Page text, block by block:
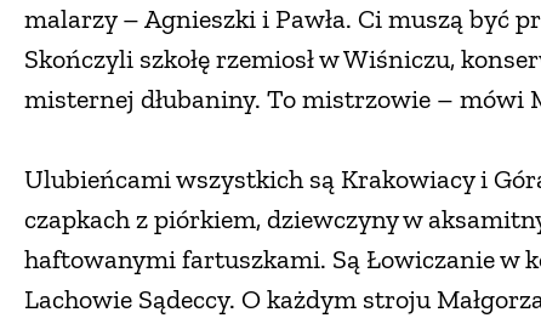
malarzy – Agnieszki i Pawła. Ci muszą być
Skończyli szkołę rzemiosł w Wiśniczu,
misternej dłubaniny. To mistrzowie – mówi
Ulubieńcami wszystkich są Krakowiacy i
czapkach z piórkiem, dziewczyny w
haftowanymi fartuszkami. Są Łowiczanie w
Lachowie Sądeccy. O każdym stroju